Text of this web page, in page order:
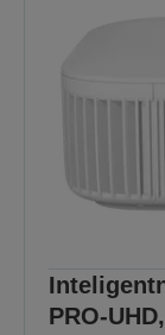
PRO-